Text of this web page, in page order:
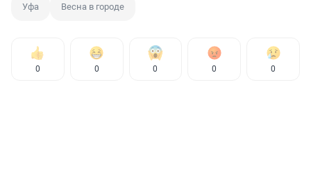
Уфа Весна в городе
0 0 0 0 0